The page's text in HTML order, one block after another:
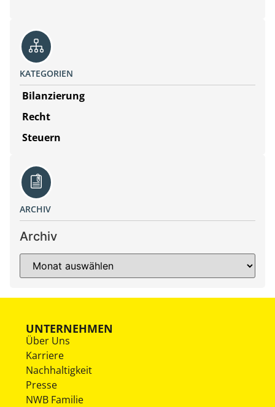
KATEGORIEN
Bilanzierung
Recht
Steuern
ARCHIV
Archiv
UNTERNEHMEN
Über Uns
Karriere
Nachhaltigkeit
Presse
NWB Familie